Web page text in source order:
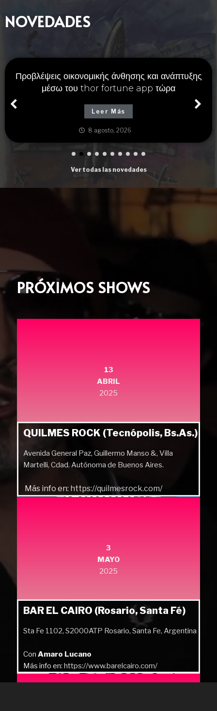
NOVEDADES
Προβλέψεις οικονομικής άνθησης και ανάπτυξης
μέσω του thor fortune app τώρα
Leer Más
8 agosto, 2026
Ver todas las novedades
PRÓXIMOS SHOWS
13
ABRIL
2025
QUILMES ROCK (Tecnópolis, Bs.As.)
Avenida General Paz, Guillermo Manso &, Villa
Martelli, Cdad. Autónoma de Buenos Aires.
Más info en: https://quilmesrock.com/
3
MAYO
2025
BAR EL CAIRO (Rosario, Santa Fé)
Sta Fe 1102, S2000ATP Rosario, Santa Fe, Argentina
Con Amaro Lucano
Más info en: https://www.barelcairo.com/